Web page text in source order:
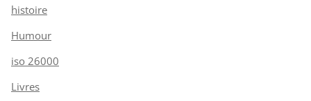
histoire
Humour
iso 26000
Livres